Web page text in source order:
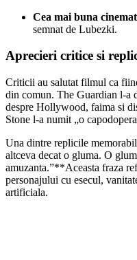
Cea mai buna
semnat de Lubezki.
Aprecieri critice si
Criticii au salutat filmul ca
din comun. The Guardian l-a
despre Hollywood, faima si
Stone l-a numit „o
Una dintre replicile
altceva decat o gluma. O
amuzanta.”**Aceasta fraza
personajului cu esecul,
artificiala.